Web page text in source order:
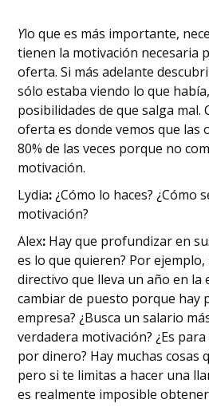
Ylo que es más importante,
tienen la motivación necesaria
oferta. Si más adelante
sólo estaba viendo lo que
posibilidades de que salga mal.
oferta es donde vemos que las
80% de las veces porque no
motivación.
‍Lydia:¿Cómo lo haces? ¿Cómo
motivación?
‍Alex: Hay que profundizar en
es lo que quieren? Por
directivo que lleva un año en la
cambiar de puesto porque hay
empresa? ¿Busca un salario
verdadera motivación? ¿Es
por dinero? Hay muchas cosas
pero si te limitas a hacer una
es realmente imposible